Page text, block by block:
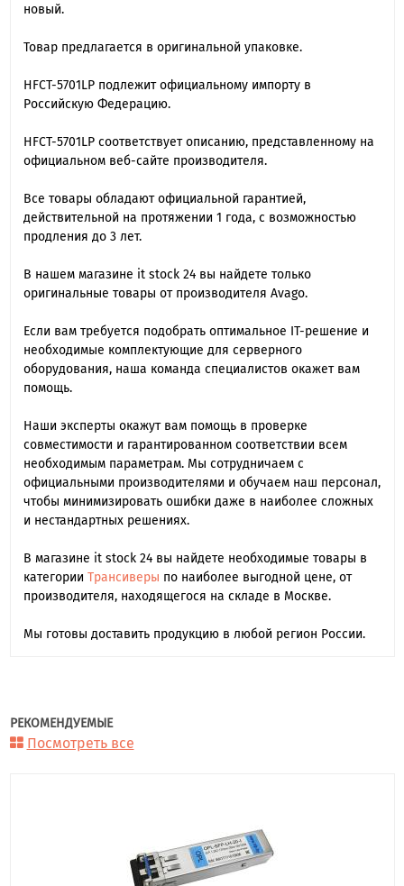
новый.
Товар предлагается в оригинальной упаковке.
HFCT-5701LP подлежит официальному импорту в
Российскую Федерацию.
HFCT-5701LP cоответствует описанию, представленному на
официальном веб-сайте производителя.
Все товары обладают официальной гарантией,
действительной на протяжении 1 года, с возможностью
продления до 3 лет.
В нашем магазине it stock 24 вы найдете только
оригинальные товары от производителя Avago.
Если вам требуется подобрать оптимальное IT-решение и
необходимые комплектующие для серверного
оборудования, наша команда специалиcтов окажет вам
помощь.
Наши эксперты окажут вам помощь в проверке
совместимости и гарантированном соответствии всем
необходимым параметрам. Мы сотрудничаем с
официальными производителями и обучаем наш персонал,
чтобы минимизировать ошибки даже в наиболее сложных
и нестандартных решениях.
В магазине it stock 24 вы найдете необходимые товары в
категории Трансиверы по наиболее выгодной цене, от
производителя, находящегося на складе в Москве.
Мы готовы доставить продукцию в любой регион России.
РЕКОМЕНДУЕМЫЕ
Посмотреть все